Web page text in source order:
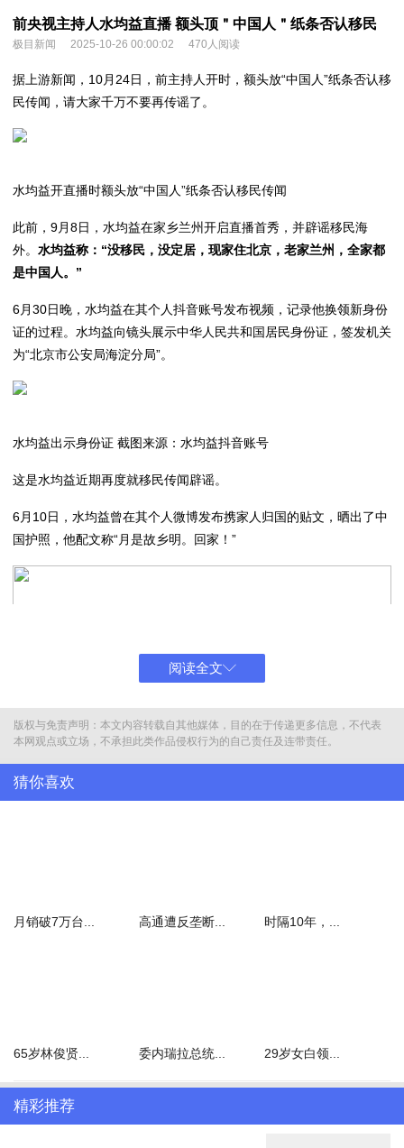
前央视主持人水均益直播 额头顶＂中国人＂纸条否认移民
极目新闻 2025-10-26 00:00:02 470人阅读
据上游新闻，10月24日，前主持人开时，额头放“中国人”纸条否认移
民传闻，请大家千万不要再传谣了。
水均益开直播时额头放“中国人”纸条否认移民传闻
此前，9月8日，水均益在家乡兰州开启直播首秀，并辟谣移民海
外。 水均益称：“没移民，没定居，现家住北京，老家兰州，全家都
是中国人。”
6月30日晚，水均益在其个人抖音账号发布视频，记录他换领新身份
证的过程。水均益向镜头展示中华人民共和国居民身份证，签发机关
为“北京市公安局海淀分局”。
水均益出示身份证 截图来源：水均益抖音账号
这是水均益近期再度就移民传闻辟谣。
6月10日，水均益曾在其个人微博发布携家人归国的贴文，晒出了中
国护照，他配文称“月是故乡明。回家！”
阅读全文
版权与免责声明：本文内容转载自其他媒体，目的在于传递更多信息，不代表
本网观点或立场，不承担此类作品侵权行为的自己责任及连带责任。
猜你喜欢
月销破7万台... 高通遭反垄断... 时隔10年，...
65岁林俊贤... 委内瑞拉总统... 29岁女白领...
精彩推荐